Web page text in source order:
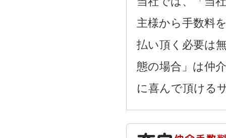
主様から手数料
払い頂く必要は
態の場合」は仲
に喜んで頂ける